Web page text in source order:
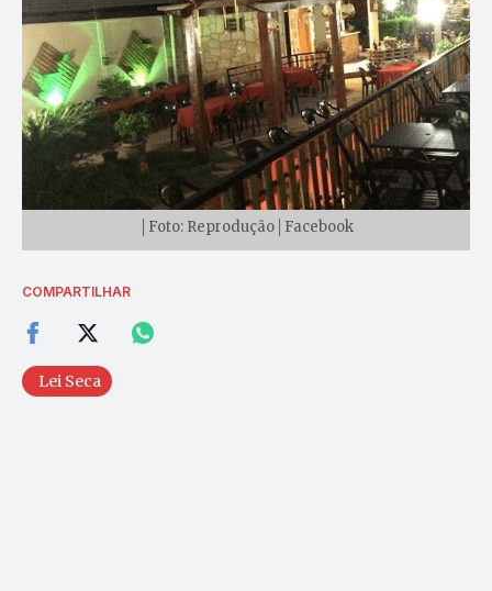
│Foto: Reprodução│Facebook
COMPARTILHAR
Lei Seca